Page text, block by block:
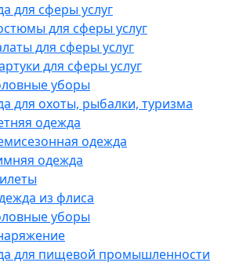
для сферы услуг
для сферы услуг
для сферы услуг
для сферы услуг
уборы
для охоты, рыбалки, туризма
одежда
одежда
одежда
из флиса
уборы
для пищевой промышленности